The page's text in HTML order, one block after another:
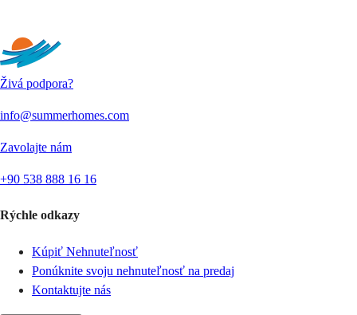
Živá podpora?
info@summerhomes.com
Zavolajte nám
+90 538 888 16 16
Rýchle odkazy
Kúpiť Nehnuteľnosť
Ponúknite svoju nehnuteľnosť na predaj
Kontaktujte nás